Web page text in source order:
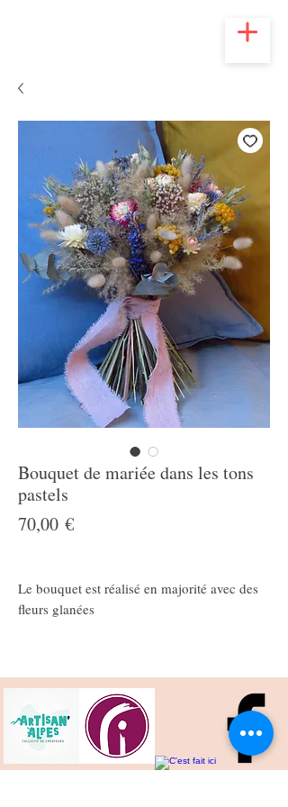
Bouquet de mariée dans les tons
pastels
70,00 €Prix
Le bouquet est réalisé en majorité avec des
fleurs glanées